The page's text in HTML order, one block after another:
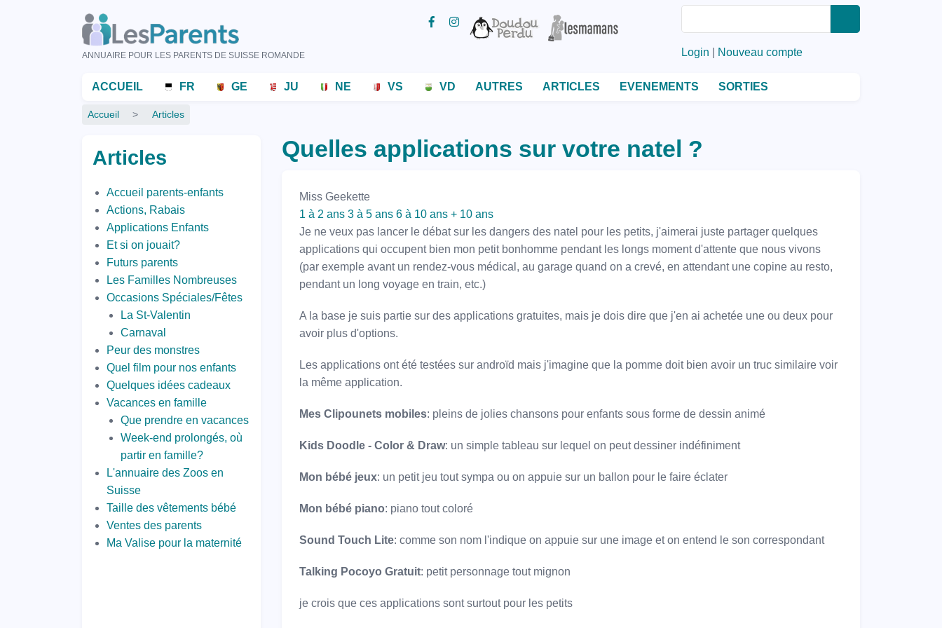
ANNUAIRE POUR LES PARENTS DE SUISSE ROMANDE Login Nouveau compte
Menu
principal
ACCUEIL FR GE JU NE VS VD AUTRES ARTICLES EVENEMENTS SORTIES
Fil
Accueil Articles
Articles
Accueil parents-enfants
Actions, Rabais
Applications Enfants
Et si on jouait?
Futurs parents
Les Familles Nombreuses
Occasions Spéciales/Fêtes
La St-Valentin
Carnaval
Peur des monstres
Quel film pour nos enfants
Quelques idées cadeaux
Vacances en famille
Que prendre en vacances
Week-end prolongés, où
partir en famille?
L'annuaire des Zoos en
Suisse
Taille des vêtements bébé
Ventes des parents
Ma Valise pour la maternité
Quelles applications sur votre natel ?
Miss Geekette
1 à 2 ans 3 à 5 ans 6 à 10 ans + 10 ans
Je ne veux pas lancer le débat sur les dangers des natel pour les petits, j'aimerai juste partager quelques
applications qui occupent bien mon petit bonhomme pendant les longs moment d'attente que nous vivons
(par exemple avant un rendez-vous médical, au garage quand on a crevé, en attendant une copine au resto,
pendant un long voyage en train, etc.)
A la base je suis partie sur des applications gratuites, mais je dois dire que j'en ai achetée une ou deux pour
avoir plus d'options.
Les applications ont été testées sur androïd mais j'imagine que la pomme doit bien avoir un truc similaire voir
la même application.
Mes Clipounets mobiles: pleins de jolies chansons pour enfants sous forme de dessin animé
Kids Doodle - Color & Draw: un simple tableau sur lequel on peut dessiner indéfiniment
Mon bébé jeux: un petit jeu tout sympa ou on appuie sur un ballon pour le faire éclater
Mon bébé piano: piano tout coloré
Sound Touch Lite: comme son nom l'indique on appuie sur une image et on entend le son correspondant
Talking Pocoyo Gratuit: petit personnage tout mignon
je crois que ces applications sont surtout pour les petits